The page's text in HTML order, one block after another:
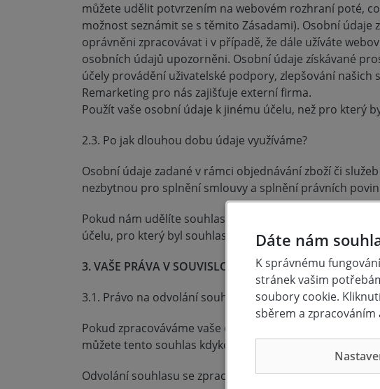
můžete udělit potvrzením na webovém rozhraní poté,
možnost seznámit se s těmito Zásadami). Osobní
oprávněni zpracovávat i v případě, že dále užíváte
osobních údajů upozorněni. Osobní údaje získávané
účely provádění uživatelské podpory, zlepšování
Remarketing pro nás zajišťuje externí firma.
Použít vaše osobní údaje k jinému účelu, než pro který
2.3. Po jak dlouhou dobu údaje využíváme?
Osobní údaje zadané v rámci objednávání zboží či
nezbytnou pro splnění smlouvy a splnění právních
Pokud nám udělíte souhlas výslovný se zpracováním
účelu, pro který byl souhlas udělen.
3. VAŠE PRÁVA V SOUVISLOSTI S OSOBNÍMI ÚDAJI
3.1. Právo na odvolání souhlasu se zpracováním
Pokud zpracováváme vaše osobní údaje jen na základě
můžete tento souhlas kdykoliv odvolat.
Odvolání souhlasu se zpracováním vašich osobních
Dáte nám
K správnému
stránek vašim
soubory cookie.
sběrem a zpracováním